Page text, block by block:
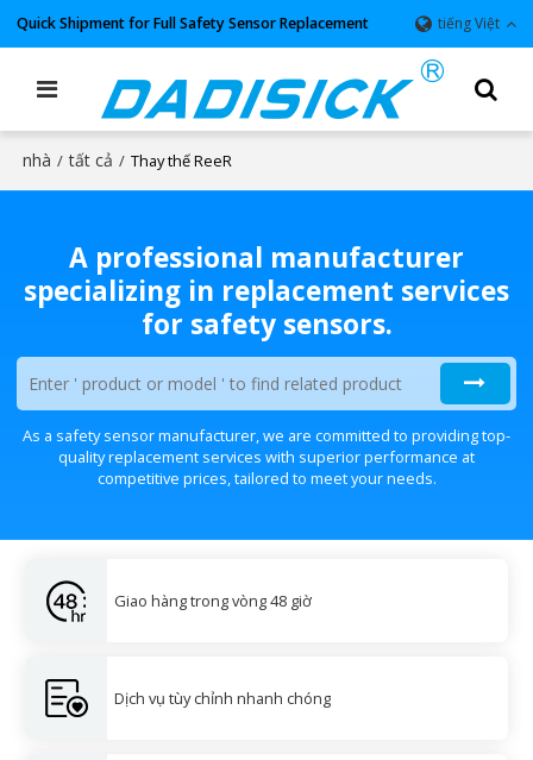
Quick Shipment for Full Safety Sensor Replacement tiếng Việt
nhà / tất cả / Thay thế ReeR
A professional manufacturer
specializing in replacement services
for safety sensors.
As a safety sensor manufacturer, we are committed to providing top-
quality replacement services with superior performance at
competitive prices, tailored to meet your needs.
Giao hàng trong vòng 48 giờ
Dịch vụ tùy chỉnh nhanh chóng